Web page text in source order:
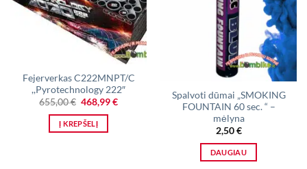
Fejerverkas C222MNPT/C
,,Pyrotechnology 222″
655,00€ Original
price
was:
655,00 €.
468,99€Current
Į KREPŠELĮ
Spalvoti dūmai „SMOKING
FOUNTAIN 60 sec. “ –
mėlyna
2,50€
DAUGIAU